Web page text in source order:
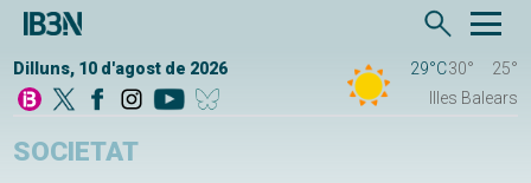
Dilluns, 10 d'agost de 2026 29°C30°
25°
Illes Balears
SOCIETAT